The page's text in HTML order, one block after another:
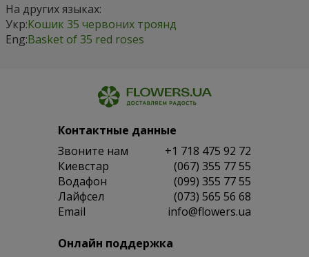
На других языках:
Укр:Кошик 35 червоних троянд
Eng:Basket of 35 red roses
Контактные данные
Звоните нам
+1 718 475 92 72
Киевстар
(067) 355 77 55
Водафон
(099) 355 77 55
Лайфсел
(073) 565 56 68
Email
info@flowers.ua
Онлайн поддержка